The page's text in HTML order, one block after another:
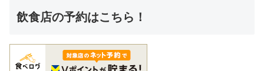
飲食店の予約はこちら！